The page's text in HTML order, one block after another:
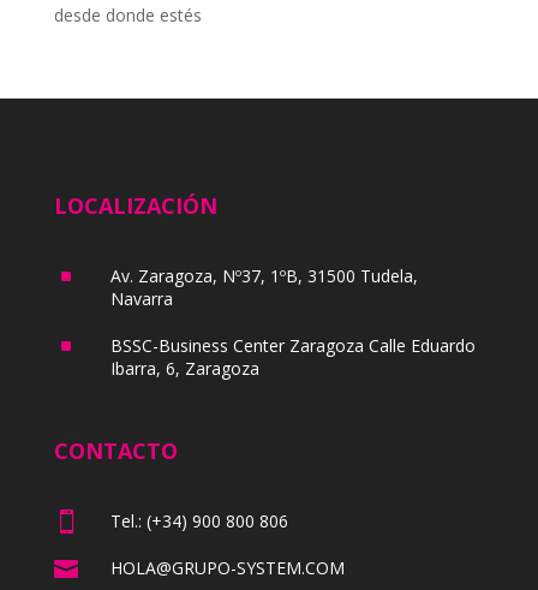
desde donde estés
LOCALIZACIÓN
^
Av. Zaragoza, Nº37, 1ºB, 31500 Tudela,
Navarra
^
BSSC-Business Center Zaragoza Calle Eduardo
Ibarra, 6, Zaragoza
CONTACTO
 Tel.: (+34) 900 800 806
 HOLA@GRUPO-SYSTEM.COM